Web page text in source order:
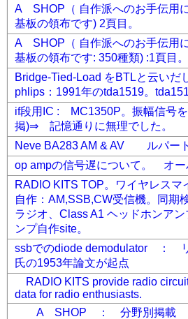
A SHOP（ 自作派へのお手伝用
基板の領布です) 2頁目。
A SHOP（ 自作派へのお手伝用
基板の領布です: 350種類) :1頁目
Bridge-Tied-Load をBTLと云い
phlips：1991年のtda1519。
if段用IC : MC1350P。振幅信号
掲)⇒ 記憶通りに無理でした。
Neve BA283 AM & AV ルパー
op ampの信号遅について。 オー
RADIO KITS TOP。ワイヤレスマ
自作：AM,SSB,CW受信機。同期
ラジオ、Class A1 ヘッドホンア
ンプ自作site。
ssbでのdiode demodulator ：
氏の1953年論文が起点
RADIO KITS provide radio
data for radio enthusiasts.
A SHOP ： 分野別掲載